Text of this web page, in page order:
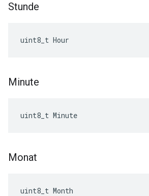
Stunde
uint8_t Hour
Minute
uint8_t Minute
Monat
uint8_t Month